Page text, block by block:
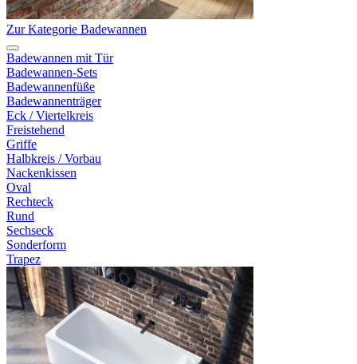
Zur Kategorie Badewannen
Badewannen mit Tür
Badewannen-Sets
Badewannenfüße
Badewannenträger
Eck / Viertelkreis
Freistehend
Griffe
Halbkreis / Vorbau
Nackenkissen
Oval
Rechteck
Rund
Sechseck
Sonderform
Trapez